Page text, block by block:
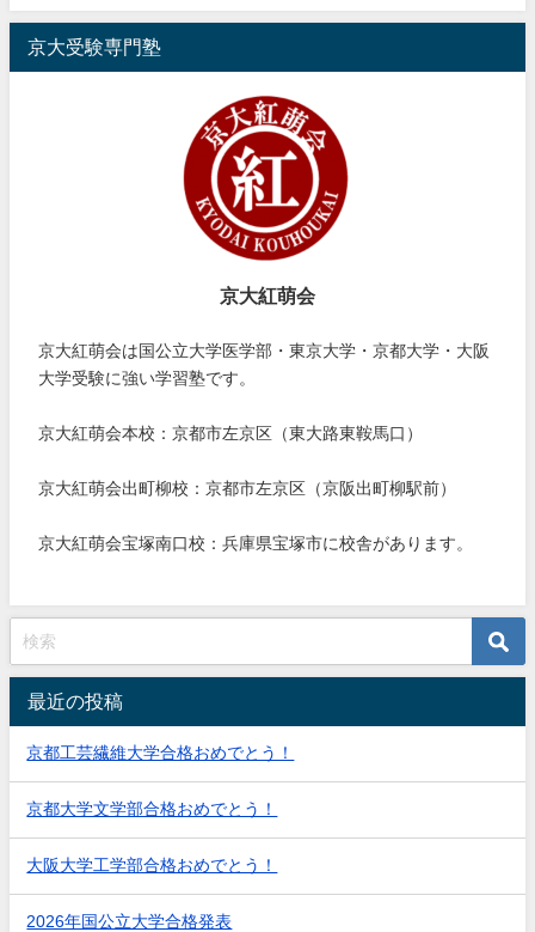
京大受験専門塾
京大紅萌会
京大紅萌会は国公立大学医学部・東京大学・京都大学・大阪
大学受験に強い学習塾です。
京大紅萌会本校：京都市左京区（東大路東鞍馬口）
京大紅萌会出町柳校：京都市左京区（京阪出町柳駅前）
京大紅萌会宝塚南口校：兵庫県宝塚市に校舎があります。
最近の投稿
京都工芸繊維大学合格おめでとう！
京都大学文学部合格おめでとう！
大阪大学工学部合格おめでとう！
2026年国公立大学合格発表